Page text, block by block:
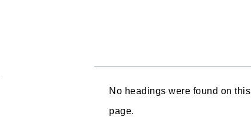
No headings were found on this
page.